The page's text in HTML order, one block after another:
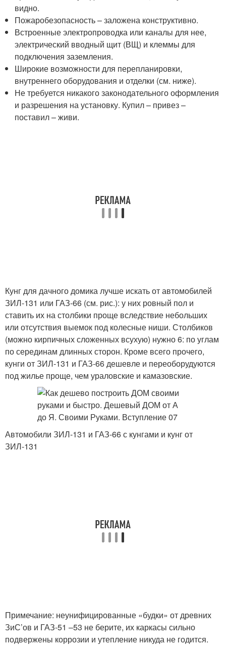
видно.
Пожаробезопасность – заложена конструктивно.
Встроенные электропроводка или каналы для нее,
электрический вводный щит (ВЩ) и клеммы для
подключения заземления.
Широкие возможности для перепланировки,
внутреннего оборудования и отделки (см. ниже).
Не требуется никакого законодательного оформления
и разрешения на установку. Купил – привез –
поставил – живи.
Кунг для дачного домика лучше искать от автомобилей
ЗИЛ-131 или ГАЗ-66 (см. рис.): у них ровный пол и
ставить их на столбики проще вследствие небольших
или отсутствия выемок под колесные ниши. Столбиков
(можно кирпичных сложенных всухую) нужно 6: по углам
по серединам длинных сторон. Кроме всего прочего,
кунги от ЗИЛ-131 и ГАЗ-66 дешевле и переоборудуются
под жилье проще, чем ураловские и камазовские.
Автомобили ЗИЛ-131 и ГАЗ-66 с кунгами и кунг от
ЗИЛ-131
Примечание: неунифицированные «будки» от древних
ЗиС’ов и ГАЗ-51 –53 не берите, их каркасы сильно
подвержены коррозии и утепление никуда не годится.